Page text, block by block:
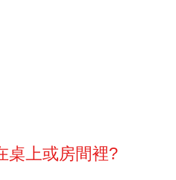
桌上或房間裡?